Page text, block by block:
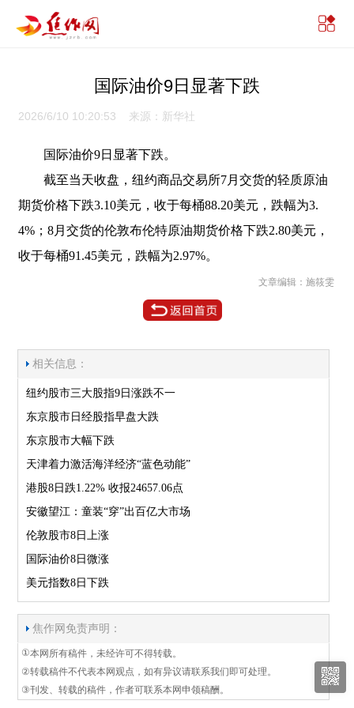
国际油价9日显著下跌
2026/6/10 10:20:53 来源：新华社
国际油价9日显著下跌。
截至当天收盘，纽约商品交易所7月交货的轻质原油
期货价格下跌3.10美元，收于每桶88.20美元，跌幅为3.
4%；8月交货的伦敦布伦特原油期货价格下跌2.80美元，
收于每桶91.45美元，跌幅为2.97%。
文章编辑：施筱雯
相关信息：
纽约股市三大股指9日涨跌不一
东京股市日经股指早盘大跌
东京股市大幅下跌
天津着力激活海洋经济“蓝色动能”
港股8日跌1.22% 收报24657.06点
安徽望江：童装“穿”出百亿大市场
伦敦股市8日上涨
国际油价8日微涨
美元指数8日下跌
焦作网免责声明：
①本网所有稿件，未经许可不得转载。
②转载稿件不代表本网观点，如有异议请联系我们即可处理。
③刊发、转载的稿件，作者可联系本网申领稿酬。